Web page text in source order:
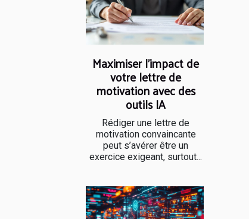
Maximiser l'impact de
votre lettre de
motivation avec des
outils IA
Rédiger une lettre de
motivation convaincante
peut s’avérer être un
exercice exigeant, surtout...